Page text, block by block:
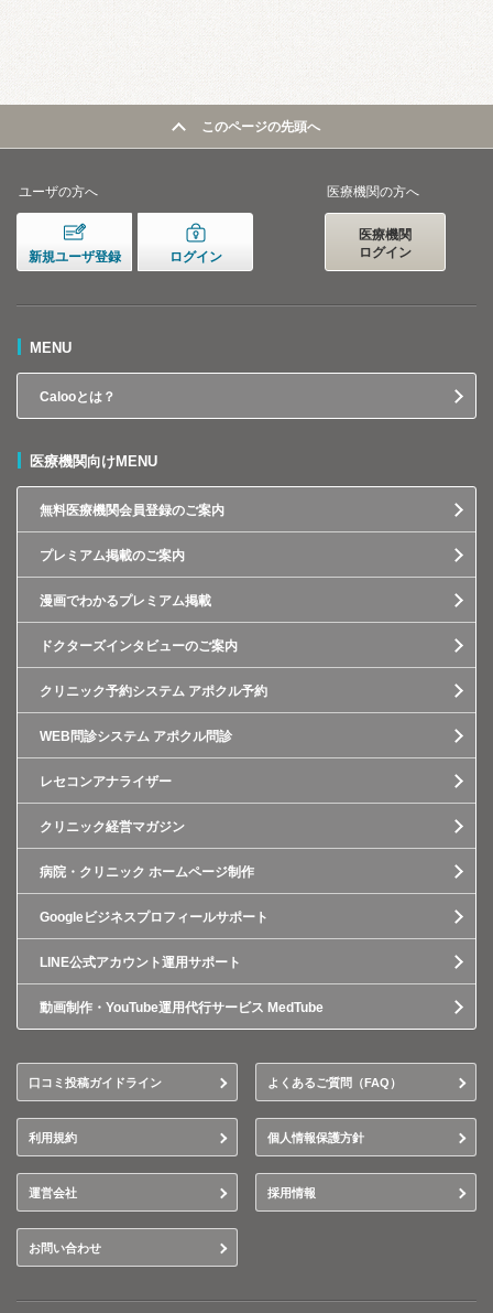
このページの先頭へ
ユーザの方へ
新規ユーザ登録 ログイン
医療機関の方へ
医療機関
ログイン
MENU
Calooとは？
医療機関向けMENU
無料医療機関会員登録のご案内
プレミアム掲載のご案内
漫画でわかるプレミアム掲載
ドクターズインタビューのご案内
クリニック予約システム アポクル予約
WEB問診システム アポクル問診
レセコンアナライザー
クリニック経営マガジン
病院・クリニック ホームページ制作
Googleビジネスプロフィールサポート
LINE公式アカウント運用サポート
動画制作・YouTube運用代行サービス MedTube
口コミ投稿ガイドライン よくあるご質問（FAQ）
利用規約 個人情報保護方針
運営会社 採用情報
お問い合わせ